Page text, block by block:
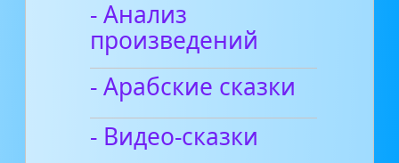
- Анализ
произведений
- Арабские сказки
- Видео-сказки